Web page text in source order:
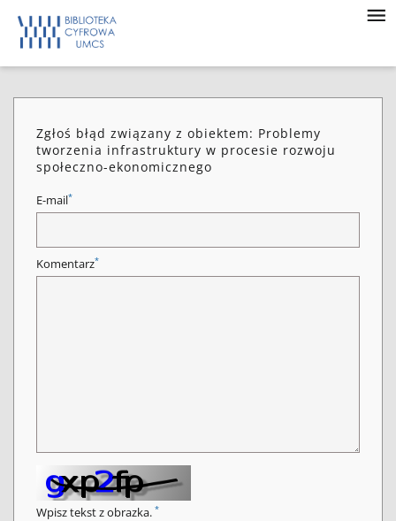
Zgłoś błąd związany z obiektem: Problemy
tworzenia infrastruktury w procesie rozwoju
społeczno-ekonomicznego
E-mail*
Komentarz*
Wpisz tekst z obrazka. *